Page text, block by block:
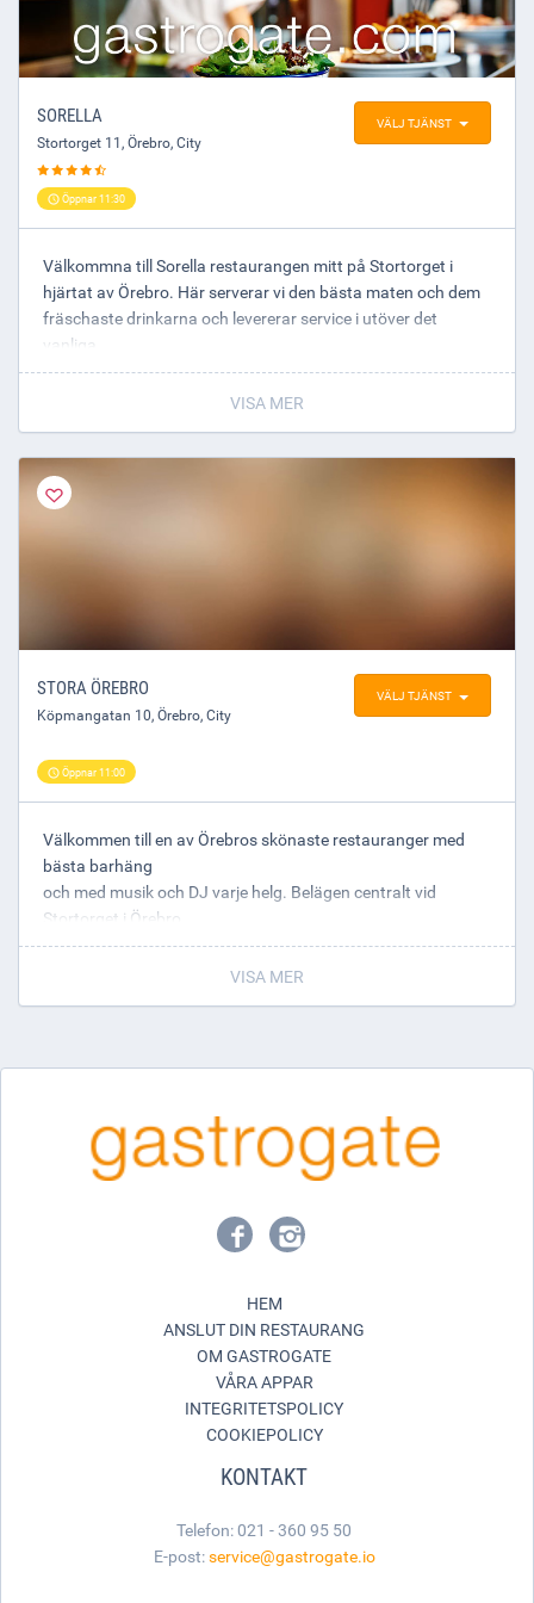
VÄLJ TJÄNST
SORELLA
Stortorget 11 , Örebro, City
Öppnar 11:30
Välkommna till Sorella restaurangen mitt på Stortorget i
hjärtat av Örebro. Här serverar vi den bästa maten och dem
fräschaste drinkarna och levererar service i utöver det
vanliga.
Sorella är mötesplatsen med en gemytlig och pulserande
atmosfär. Till oss kommer man för att äta en trevlig middag
VISA MER
VÄLJ TJÄNST
STORA ÖREBRO
Köpmangatan 10, Örebro, City
Öppnar 11:00
Välkommen till en av Örebros skönaste restauranger med
bästa barhäng
och med musik och DJ varje helg. Belägen centralt vid
Stortorget i Örebro.
VISA MER
HEM
ANSLUT DIN RESTAURANG
OM GASTROGATE
VÅRA APPAR
INTEGRITETSPOLICY
COOKIEPOLICY
KONTAKT
Telefon: 021 - 360 95 50
E-post:service@gastrogate.io